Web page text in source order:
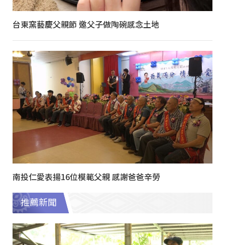
台東窯藝慶父親節 邀父子做陶碗感念土地
南投仁愛表揚16位模範父親 感謝爸爸辛勞
推薦新聞